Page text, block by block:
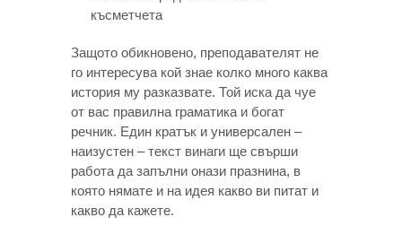
късметчета
Защото обикновено, преподавателят не
го интересува кой знае колко много каква
история му разказвате. Той иска да чуе
от вас правилна граматика и богат
речник. Един кратък и универсален –
наизустен – текст винаги ще свърши
работа да запълни онази празнина, в
която нямате и на идея какво ви питат и
какво да кажете.